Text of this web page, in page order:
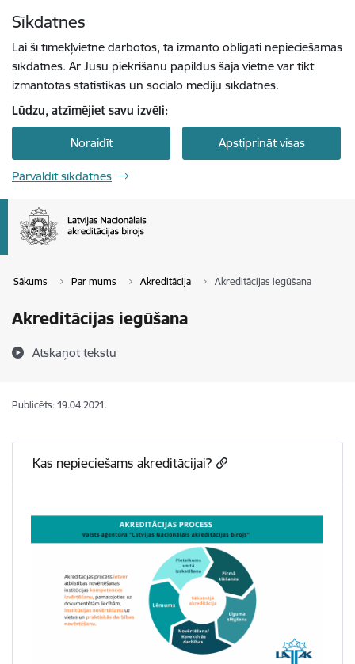
Sīkdatnes
Lai šī tīmekļvietne darbotos, tā izmanto obligāti nepieciešamās
sīkdatnes. Ar Jūsu piekrišanu papildus šajā vietnē var tikt
izmantotas statistikas un sociālo mediju sīkdatnes.
Lūdzu, atzīmējiet savu izvēli:
Noraidīt Apstiprināt visas
Pārvaldīt sīkdatnes
Sākums Par mums Akreditācija Akreditācijas iegūšana
Akreditācijas iegūšana
Atskaņot tekstu
Publicēts: 19.04.2021.
Kas nepieciešams akreditācijai?